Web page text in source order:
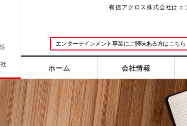
有信アクロス株式会社はエ
エンターテインメント事業にご興味ある方はこちら
ホーム 会社情報